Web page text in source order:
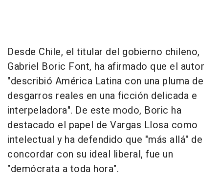
Desde Chile, el titular del gobierno chileno,
Gabriel Boric Font, ha afirmado que el autor
"describió América Latina con una pluma de
desgarros reales en una ficción delicada e
interpeladora". De este modo, Boric ha
destacado el papel de Vargas Llosa como
intelectual y ha defendido que "más allá" de
concordar con su ideal liberal, fue un
"demócrata a toda hora".